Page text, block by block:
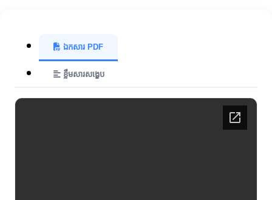
ឯកសារ PDF
ខ្លឹមសារសង្ខេប